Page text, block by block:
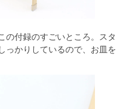
の付録のすごいところ。スタ
っかりしているので、お皿を